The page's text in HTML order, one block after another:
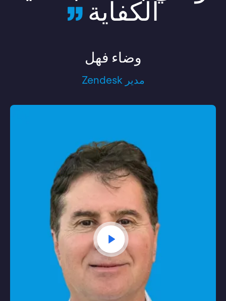
الكفاية
وضاء فهل
مدير Zendesk